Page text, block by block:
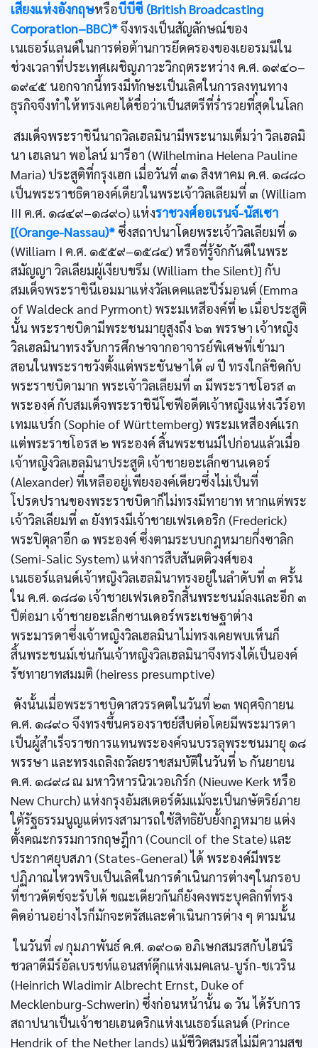
เสียงแห่งอังกฤษหรือบีบีซี (British Broadcasting
Corporation–BBC)*จึงทรงเป็นสัญลักษณ์ของ
เนเธอร์แลนด์ในการต่อต้านการยึดครองของเยอรมนีใน
ช่วงเวลาที่ประเทศเผชิญภาวะวิกฤตระหว่าง ค.ศ. ๑๙๔๐–
๑๙๔๕ นอกจากนี้ทรงมีทักษะเป็นเลิศในการลงทุนทาง
ธุรกิจจึงทำให้ทรงเคยได้ชื่อว่าเป็นสตรีที่ร่ำรวยที่สุดในโลก
สมเด็จพระราชินีนาถวิลเฮลมินามีพระนามเต็มว่า วิลเฮลมิ
นา เฮเลนา พอไลน์ มารีอา (Wilhelmina Helena Pauline
Maria) ประสูติที่กรุงเฮก เมื่อวันที่ ๓๑ สิงหาคม ค.ศ. ๑๘๘๐
เป็นพระราชธิดาองค์เดียวในพระเจ้าวิลเลียมที่ ๓ (William
III ค.ศ. ๑๘๔๙–๑๘๙๐) แห่งราชวงศ์ออเรนจ์-นัสเซา
[(Orange-Nassau)* ซึ่งสถาปนาโดยพระเจ้าวิลเลียมที่ ๑
(William I ค.ศ. ๑๕๕๙–๑๕๘๔) หรือที่รู้จักกันดีในพระ
สมัญญา วิลเลียมผู้เงียบขรึม (William the Silent)] กับ
สมเด็จพระราชินีเอมมาแห่งวัลเดคและปีร์มอนต์ (Emma
of Waldeck and Pyrmont) พระมเหสีองค์ที่ ๒ เมื่อประสูติ
นั้น พระราชบิดามีพระชนมายุสูงถึง ๖๓ พรรษา เจ้าหญิง
วิลเฮลมินาทรงรับการศึกษาจากอาจารย์พิเศษที่เข้ามา
สอนในพระราชวังตั้งแต่พระชันษาได้ ๗ ปี ทรงใกล้ชิดกับ
พระราชบิดามาก พระเจ้าวิลเลียมที่ ๓ มีพระราชโอรส ๓
พระองค์ กับสมเด็จพระราชินีโซฟีอดีตเจ้าหญิงแห่งเวืร์อท
เทมแบร์ก (Sophie of Württemberg) พระมเหสีองค์แรก
แต่พระราชโอรส ๒ พระองค์ สิ้นพระชนม์ไปก่อนแล้วเมื่อ
เจ้าหญิงวิลเฮลมินาประสูติ เจ้าชายอะเล็กซานเดอร์
(Alexander) ที่เหลืออยู่เพียงองค์เดียวซึ่งไม่เป็นที่
โปรดปรานของพระราชบิดาก็ไม่ทรงมีทายาท หากแต่พระ
เจ้าวิลเลียมที่ ๓ ยังทรงมีเจ้าชายเฟรเดอริก (Frederick)
พระปิตุลาอีก ๑ พระองค์ ซึ่งตามระบบกฎหมายกึ่งซาลิก
(Semi-Salic System) แห่งการสืบสันตติวงศ์ของ
เนเธอร์แลนด์เจ้าหญิงวิลเฮลมินาทรงอยู่ในลำดับที่ ๓ ครั้น
ใน ค.ศ. ๑๘๘๑ เจ้าชายเฟรเดอริกสิ้นพระชนม์ลงและอีก ๓
ปีต่อมา เจ้าชายอะเล็กซานเดอร์พระเชษฐาต่าง
พระมารดาซึ่งเจ้าหญิงวิลเฮลมินาไม่ทรงเคยพบเห็นก็
สิ้นพระชนม์เช่นกันเจ้าหญิงวิลเฮลมินาจึงทรงได้เป็นองค์
รัชทายาทสมมติ (heiress presumptive)
ดังนั้นเมื่อพระราชบิดาสวรรคตในวันที่ ๒๓ พฤศจิกายน
ค.ศ. ๑๘๙๐ จึงทรงขึ้นครองราชย์สืบต่อโดยมีพระมารดา
เป็นผู้สำเร็จราชการแทนพระองค์จนบรรลุพระชนมายุ ๑๘
พรรษา และทรงเถลิงถวัลยราชสมบัติในวันที่ ๖ กันยายน
ค.ศ. ๑๘๙๘ ณ มหาวิหารนิวเวอเกิร์ก (Nieuwe Kerk หรือ
New Church) แห่งกรุงอัมสเตอร์ดัมแม้จะเป็นกษัตริย์ภาย
ใต้รัฐธรรมนูญแต่ทรงสามารถใช้สิทธิยับยั้งกฎหมาย แต่ง
ตั้งคณะกรรมการกฤษฎีกา (Council of the State) และ
ประกาศยุบสภา (States-General) ได้ พระองค์มีพระ
ปฏิภาณไหวพริบเป็นเลิศในการดำเนินการต่างๆในกรอบ
ที่ชาวดัตช์จะรับได้ ขณะเดียวกันก็ยังคงพระบุคลิกที่ทรง
คิดอ่านอย่างไรก็มักจะตรัสและดำเนินการต่าง ๆ ตามนั้น
ในวันที่ ๗ กุมภาพันธ์ ค.ศ. ๑๙๐๑ อภิเษกสมรสกับไฮน์ริ
ชวลาดีมีร์อัลเบรชท์แอนสท์ดุ๊กแห่งเมคเลน-บูร์ก-ชเวริน
(Heinrich Wladimir Albrecht Ernst, Duke of
Mecklenburg-Schwerin) ซึ่งก่อนหน้านั้น ๑ วัน ได้รับการ
สถาปนาเป็นเจ้าชายเฮนดริกแห่งเนเธอร์แลนด์ (Prince
Hendrik of the Nether lands) แม้ชีวิตสมรสไม่มีความสุข